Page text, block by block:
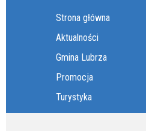
Strona główna
Aktualności
Gmina Lubrza
Promocja
Turystyka